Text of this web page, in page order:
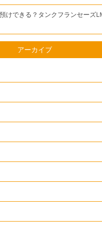
けできる？タンクフランセーズ
アーカイブ